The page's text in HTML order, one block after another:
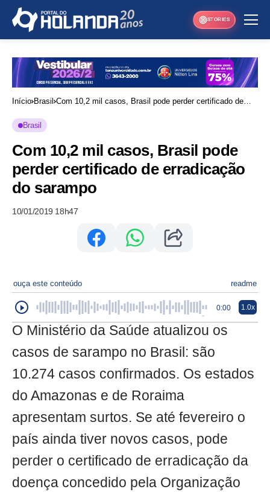
STORIES
Início Brasil Com 10,2 mil casos, Brasil pode perder certificado de
Brasil
Com 10,2 mil casos, Brasil pode
perder certificado de erradicação
do sarampo
10/01/2019 18h47
ouça este conteúdo readme
0:00 1.0x
O Ministério da Saúde atualizou os
casos de sarampo no Brasil: são
10.274 casos confirmados. Os estados
do Amazonas e de Roraima
apresentam surtos. Se até fevereiro o
país ainda tiver novos casos, pode
perder o certificado de erradicação da
doença concedido pela Organização